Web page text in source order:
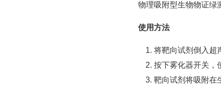
物理吸附型生物物证绿
使用方法
将靶向试剂倒入超
按下雾化器开关，
靶向试剂将吸附在